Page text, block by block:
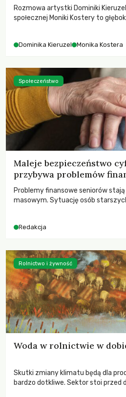
Rozmowa artystki Dominiki
społecznej Moniki Kostery to
Dominika Kieruzel Monika Kostera
Maleje bezpieczeństwo
przybywa problemów
Problemy finansowe seniorów
masowym. Sytuację osób
Redakcja
Społeczeństwo
Woda w rolnictwie w
Skutki zmiany klimatu będą dla
bardzo dotkliwe. Sektor stoi przed
Rolnictwo i żywność